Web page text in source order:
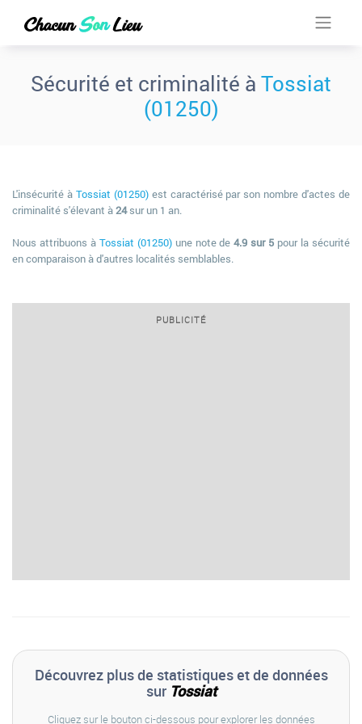
Sécurité et criminalité à Tossiat
(01250)
L'insécurité à Tossiat (01250)est caractérisé par son nombre d'actes de
criminalité s'élevant à24sur un 1 an.
Nous attribuons à Tossiat (01250)une note de4.9 sur 5 pour la sécurité
en comparaison à d'autres localités semblables.
PUBLICITÉ
Découvrez plus de statistiques et de données
sur Tossiat
Cliquez sur le bouton ci-dessous pour explorer les données